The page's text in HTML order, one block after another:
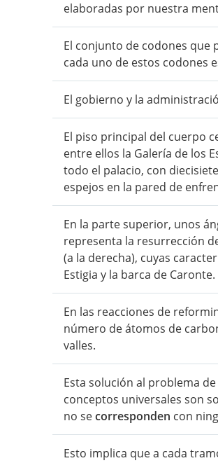
elaboradas por nuestra
El conjunto de codones que
cada uno de estos codones
El gobierno y la
El piso principal del cuerpo
entre ellos la Galería de los
todo el palacio, con
espejos en la pared de
En la parte superior, unos
representa la resurrección
(a la derecha), cuyas
Estigia y la barca de Caronte.
En las reacciones de
número de átomos de
valles.
Esta solución al problema
conceptos universales son
no secorresponden con
Esto implica que a cada